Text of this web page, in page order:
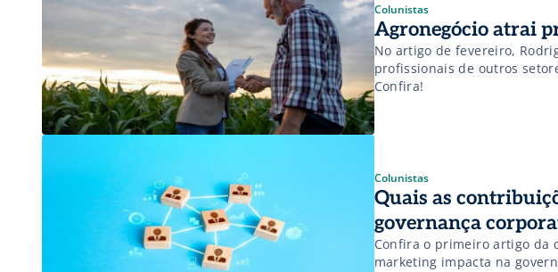
Colunistas
Agronegócio atrai
No artigo de fevereiro,
profissionais de outros
Confira!
Colunistas
Quais as
governança
Confira o primeiro artigo da
marketing impacta na